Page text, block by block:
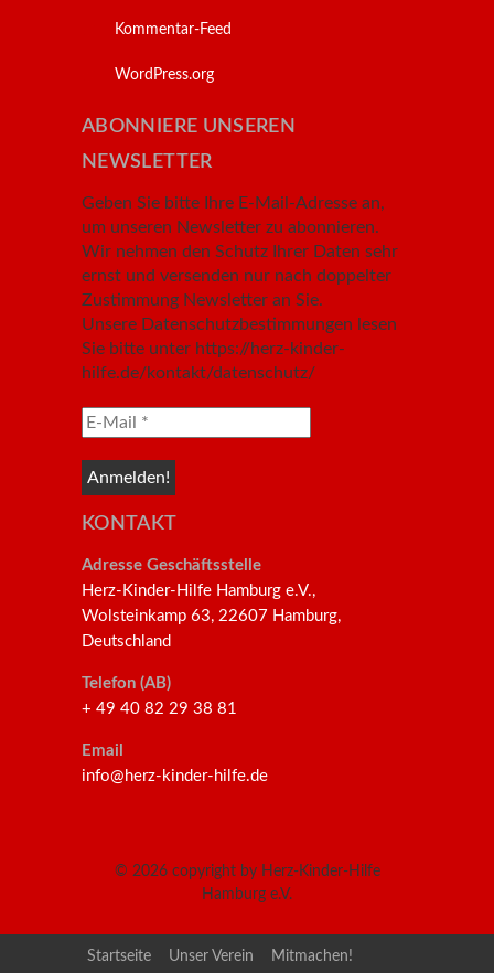
Kommentar-Feed
WordPress.org
ABONNIERE UNSEREN
NEWSLETTER
Geben Sie bitte Ihre E-Mail-Adresse an,
um unseren Newsletter zu abonnieren.
Wir nehmen den Schutz Ihrer Daten sehr
ernst und versenden nur nach doppelter
Zustimmung Newsletter an Sie.
Unsere Datenschutzbestimmungen lesen
Sie bitte unter https://herz-kinder-
hilfe.de/kontakt/datenschutz/
KONTAKT
Adresse Geschäftsstelle
Herz-Kinder-Hilfe Hamburg e.V.,
Wolsteinkamp 63, 22607 Hamburg,
Deutschland
Telefon (AB)
+ 49 40 82 29 38 81
Email
info@herz-kinder-hilfe.de
© 2026 copyright by Herz-Kinder-Hilfe
Hamburg e.V.
Startseite Unser Verein Mitmachen!